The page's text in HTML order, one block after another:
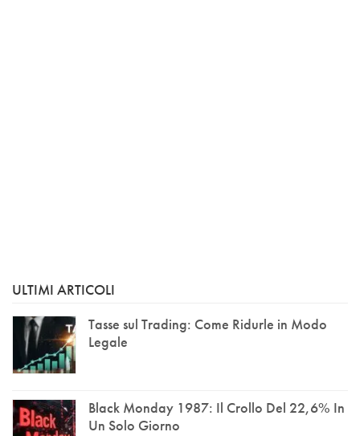
ULTIMI ARTICOLI
Tasse sul Trading: Come Ridurle in Modo
Legale
Black Monday 1987: Il Crollo Del 22,6% In
Un Solo Giorno